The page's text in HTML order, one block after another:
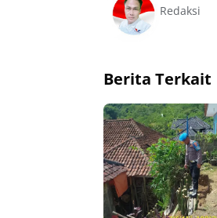
Redaksi
Berita Terkait